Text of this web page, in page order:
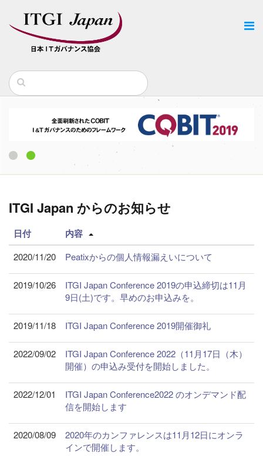
ITGI Japan からのお知らせ
日付 内容
2020/11/20 Peatixからの個人情報漏えいについて
2019/10/26
ITGI Japan Conference 2019の申込締切は11月
9日(土)です。早めのお申込みを。
2019/11/18 ITGI Japan Conference 2019開催御礼
2022/09/02
ITGI Japan Conference 2022（11月17日（木）
開催）の申込み受付を開始しました。
2022/12/01
ITGI Japan Conference2022 のオンデマンド配
信を開始します
2020/08/09
2020年のカンファレンスは11月12日にオンラ
インで開催します。